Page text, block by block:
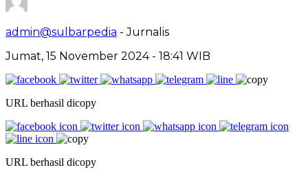
admin@sulbarpedia - Jurnalis
Jumat, 15 November 2024 - 18:41 WIB
URL berhasil dicopy
URL berhasil dicopy